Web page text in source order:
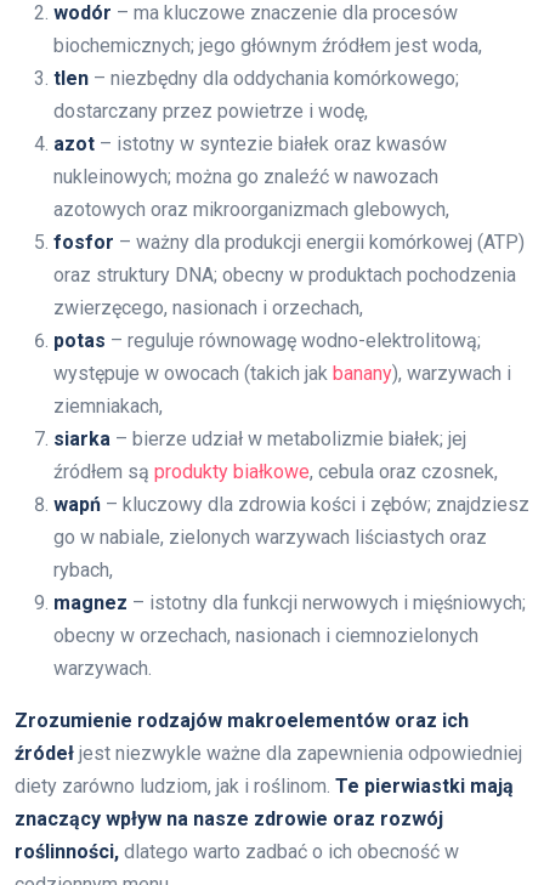
wodór – ma kluczowe znaczenie dla procesów
biochemicznych; jego głównym źródłem jest woda,
tlen – niezbędny dla oddychania komórkowego;
dostarczany przez powietrze i wodę,
azot – istotny w syntezie białek oraz kwasów
nukleinowych; można go znaleźć w nawozach
azotowych oraz mikroorganizmach glebowych,
fosfor – ważny dla produkcji energii komórkowej (ATP)
oraz struktury DNA; obecny w produktach pochodzenia
zwierzęcego, nasionach i orzechach,
potas – reguluje równowagę wodno-elektrolitową;
występuje w owocach (takich jak banany), warzywach i
ziemniakach,
siarka – bierze udział w metabolizmie białek; jej
źródłem są produkty białkowe, cebula oraz czosnek,
wapń – kluczowy dla zdrowia kości i zębów; znajdziesz
go w nabiale, zielonych warzywach liściastych oraz
rybach,
magnez – istotny dla funkcji nerwowych i mięśniowych;
obecny w orzechach, nasionach i ciemnozielonych
warzywach.
Zrozumienie rodzajów makroelementów oraz ich
źródeł jest niezwykle ważne dla zapewnienia odpowiedniej
diety zarówno ludziom, jak i roślinom. Te pierwiastki mają
znaczący wpływ na nasze zdrowie oraz rozwój
roślinności, dlatego warto zadbać o ich obecność w